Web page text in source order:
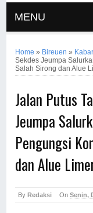
MENU
Home » Bireuen »
Sekdes Jeumpa
Salah Sirong dan Alue
Jalan Putus
Jeumpa
Pengungsi
dan Alue
By Redaksi OnSenin,